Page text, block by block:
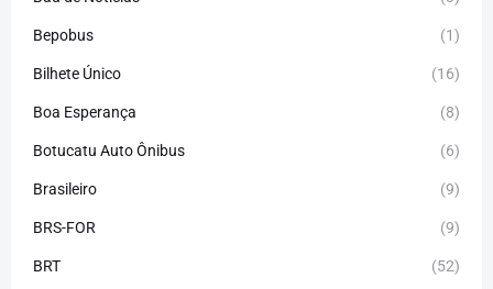
Bepobus (1)
Bilhete Único (16)
Boa Esperança (8)
Botucatu Auto Ônibus (6)
Brasileiro (9)
BRS-FOR (9)
BRT (52)